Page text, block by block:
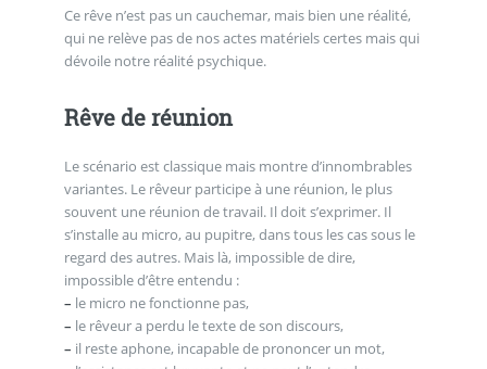
Ce rêve n’est pas un cauchemar, mais bien une réalité,
qui ne relève pas de nos actes matériels certes mais qui
dévoile notre réalité psychique.
Rêve de réunion
Le scénario est classique mais montre d’innombrables
variantes. Le rêveur participe à une réunion, le plus
souvent une réunion de travail. Il doit s’exprimer. Il
s’installe au micro, au pupitre, dans tous les cas sous le
regard des autres. Mais là, impossible de dire,
impossible d’être entendu :
– le micro ne fonctionne pas,
– le rêveur a perdu le texte de son discours,
– il reste aphone, incapable de prononcer un mot,